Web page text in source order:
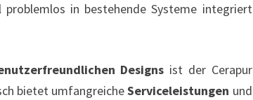
in bestehende Systeme integriert
Designs ist der Cerapur
bietet umfangreicheServiceleistungen und